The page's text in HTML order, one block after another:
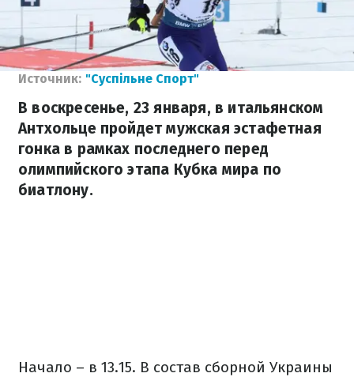
Источник: "Суспільне Спорт"
В воскресенье, 23 января, в итальянском
Антхольце пройдет мужская эстафетная
гонка в рамках последнего перед
олимпийского этапа Кубка мира по
биатлону.
Начало – в 13.15. В состав сборной Украины